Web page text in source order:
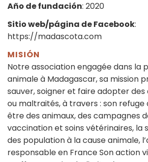
Año de fundación: 2020
Sitio web/página de Facebook:
https://madascota.com
MISIÓN
Notre association engagée dans la
animale à Madagascar, sa mission
sauver, soigner et faire adopter des
ou maltraités, à travers : son
être des animaux, des campagnes
vaccination et soins vétérinaires, la
des population à la cause animale,
responsable en France Son action